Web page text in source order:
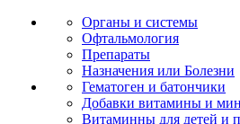
Органы и системы
Офтальмология
Препараты
Назначения или Болезни
Гематоген и батончики
Добавки витамины и
Витаминны для детей и